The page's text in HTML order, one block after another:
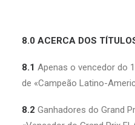
8.0 ACERCA DOS
8.1 Apenas o vencedor do
de «Campeão Latino-
8.2 Ganhadores do Grand